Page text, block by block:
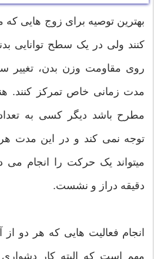
بهترین توصیه برای زوج هایی
کنند ولی در یک سطح توانایی
روی مقاومت وزن بدن، تغيير
مدت زمانی خاص تمرکز کنند.
مطرح باشد ديگر کسی به
توجه نمی کند و در این مدت هر
میتواند یک حرکت را انجام می
دقیقه دراز و نشست.
انجام فعالیت هایی که هر دو
مهم است که البته کار